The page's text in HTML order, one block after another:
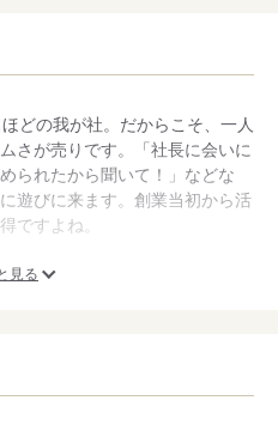
どの我が社。だからこそ、一人
さが売りです。「社長に会いに
られたから聞いて！」などな
遊びに来ます。創業当初から活
ですよね。
見る